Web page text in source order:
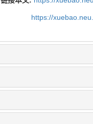
https://